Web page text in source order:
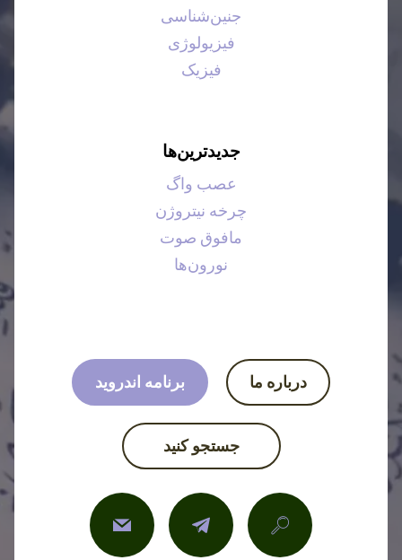
جنین‌شناسی
فیزیولوژی
فیزیک
جدیدترین‌ها
عصب واگ
چرخه نیتروژن
مافوق صوت
نورون‌ها
برنامه اندروید درباره ما
جستجو کنید